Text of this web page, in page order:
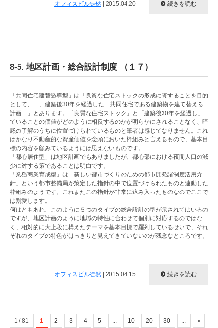
オフィスビル徒然| 2015.04.20 続きを読む
8-5. 地区計画・総合設計制度 （１７）
「共同住宅建替誘導型」は「良質な住宅ストックの形成に資することを目的
として、…、建築後30年を経過した…共同住宅である建築物を建て替える
計画…」とあります。「良質な住宅ストック」と「建築後30年を経過し」
ていることの価値がどのように相反するのかが明らかにされることなく、暗
黙の了解のうちに位置づけられているものと筆者は感じてなりません。これ
はかなり不動産的な資産価値を念頭においた枠組みと言えるもので、基本目
標の内容を顧みているようには思えないものです。
「都心居住型」は地区計画でもありましたが、都心部における夜間人口の減
少に対する策であることは明白です。
「業務商業育成型」は「新しい都市づくりのための都市開発諸制度活用方
針」という都市整備局が策定した指針の中で位置づけられたものと連動した
枠組みのようです。これまたこの指針が非常に込み入ったものなのでここで
は割愛します。
何はともあれ、このように５つのタイプの総合設計の型が示されてはいるの
ですが、地区計画のように地域の特性に合わせて個別に対応するのではな
く、相対的に大上段に構えたテーマを基本目標で羅列しているせいで、それ
ぞれのタイプの特色がはっきりと見えてきていないのが残念なところです。
オフィスビル徒然| 2015.04.15 続きを読む
1 / 81 1 2 3 4 5 ... 10 20 30 ... »